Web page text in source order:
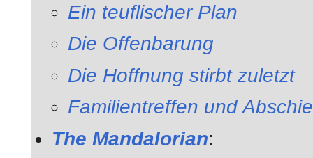
Ein teuflischer Plan
Die Offenbarung
Die Hoffnung stirbt zuletzt
Familientreffen und
The Mandalorian: